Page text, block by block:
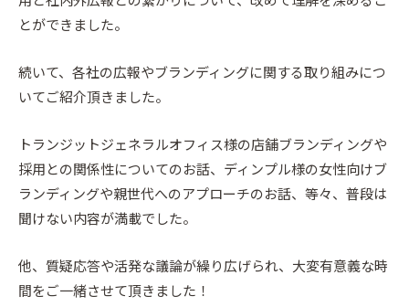
とができました。
続いて、各社の広報やブランディングに関する取り組みにつ
いてご紹介頂きました。
トランジットジェネラルオフィス様の店舗ブランディングや
採用との関係性についてのお話、ディンプル様の女性向けブ
ランディングや親世代へのアプローチのお話、等々、普段は
聞けない内容が満載でした。
他、質疑応答や活発な議論が繰り広げられ、大変有意義な時
間をご一緒させて頂きました！